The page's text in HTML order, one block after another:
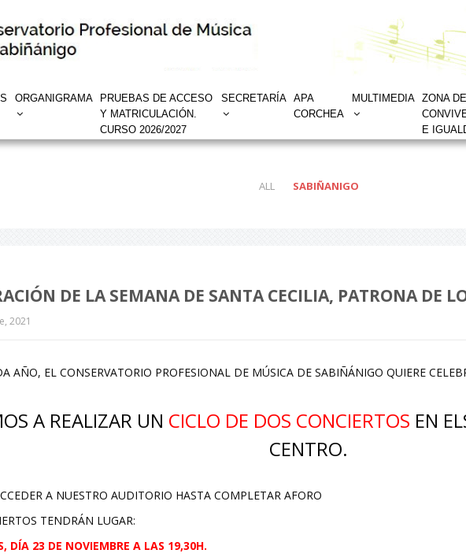
ORGANIGRAMA
PRUEBAS DE ACCESO
Y MATRICULACIÓN.
CURSO 2026/2027
SECRETARÍA APA
CORCHEA
MULTIMEDIA ZONA DE
E
ALL SABIÑANIGO
DE LA SEMANA DE SANTA CECILIA, PATRONA DE
2021
AÑO, EL CONSERVATORIO PROFESIONAL DE MÚSICA DE SABIÑÁNIGO QUIERE
A REALIZAR UN CICLO DE DOS CONCIERTOS EN
CENTRO.
A NUESTRO AUDITORIO HASTA COMPLETAR AFORO
TENDRÁN LUGAR:
DÍA 23 DE NOVIEMBRE A LAS 19,30H.